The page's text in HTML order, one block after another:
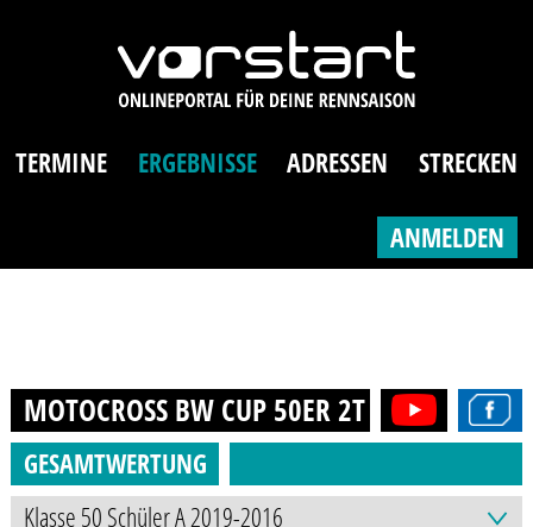
TERMINE ERGEBNISSE ADRESSEN STRECKEN
ANMELDEN
MOTOCROSS BW CUP 50ER 2T (6-9J.) 2025
GESAMTWERTUNG